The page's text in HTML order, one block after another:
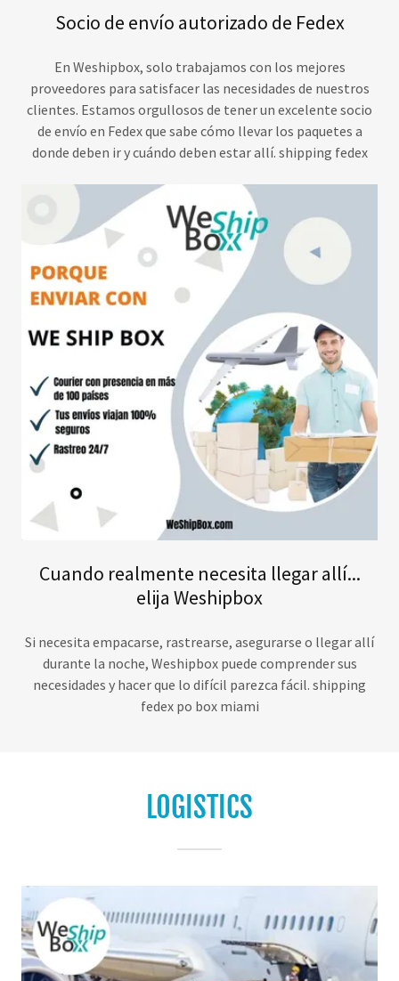
Socio de envío autorizado de Fedex
En Weshipbox, solo trabajamos con los mejores
proveedores para satisfacer las necesidades de nuestros
clientes. Estamos orgullosos de tener un excelente socio
de envío en Fedex que sabe cómo llevar los paquetes a
donde deben ir y cuándo deben estar allí. shipping fedex
Cuando realmente necesita llegar allí...
elija Weshipbox
Si necesita empacarse, rastrearse, asegurarse o llegar allí
durante la noche, Weshipbox puede comprender sus
necesidades y hacer que lo difícil parezca fácil. shipping
fedex po box miami
LOGISTICS